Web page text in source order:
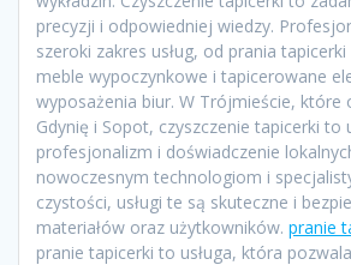
precyzji i odpowiedniej wiedzy.
szeroki zakres usług, od prania
meble wypoczynkowe i tapicerowane
wyposażenia biur. W Trójmieście, które
Gdynię i Sopot, czyszczenie tapicerki to
profesjonalizm i doświadczenie
nowoczesnym technologiom i
czystości, usługi te są skuteczne i
materiałów oraz użytkowników. pranie
pranie tapicerki to usługa, która